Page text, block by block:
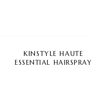
KINSTYLE HAUTE
ESSENTIAL HAIRSPRAY